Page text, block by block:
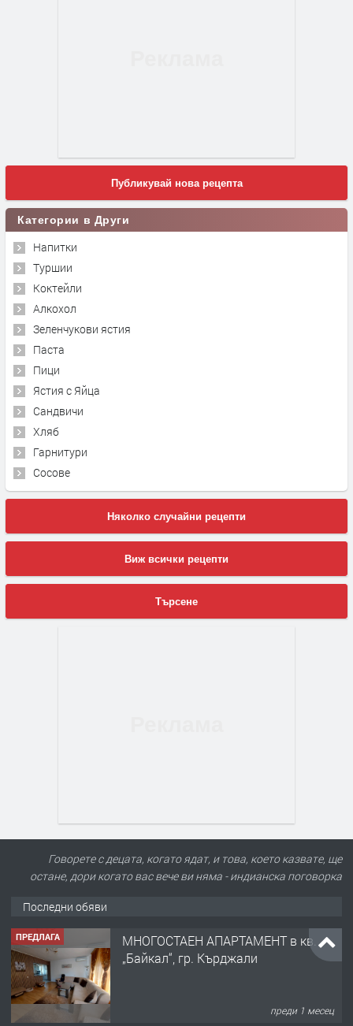
Публикувай нова рецепта
Категории в Други
Напитки
Туршии
Коктейли
Алкохол
Зеленчукови ястия
Паста
Пици
Ястия с Яйца
Сандвичи
Хляб
Гарнитури
Сосове
Няколко случайни рецепти
Виж всички рецепти
Търсене
Говорете с децата, когато ядат, и това, което казвате, ще
остане, дори когато вас вече ви няма - индианска поговорка
Последни обяви
ПРЕДЛАГА
МНОГОСТАЕН АПАРТАМЕНТ в кв.
„Байкал“, гр. Кърджали
преди 1 месец